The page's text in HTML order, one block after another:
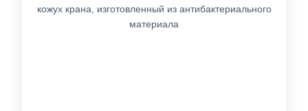
кожух крана, изготовленный из антибактериального
материала